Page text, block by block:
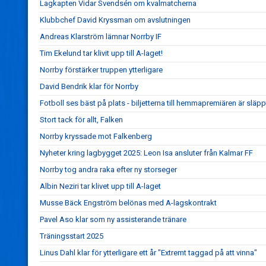
Lagkapten Vidar Svendsén om kvalmatcherna
Klubbchef David Kryssman om avslutningen
Andreas Klarström lämnar Norrby IF
Tim Ekelund tar klivit upp till A-laget!
Norrby förstärker truppen ytterligare
David Bendrik klar för Norrby
Fotboll ses bäst på plats - biljetterna till hemmapremiären är
Stort tack för allt, Falken
Norrby kryssade mot Falkenberg
Nyheter kring lagbygget 2025: Leon Isa ansluter från Kalmar FF
Norrby tog andra raka efter ny storseger
Albin Neziri tar klivet upp till A-laget
Musse Bäck Engström belönas med A-lagskontrakt
Pavel Aso klar som ny assisterande tränare
Träningsstart 2025
Linus Dahl klar för ytterligare ett år "Extremt taggad på att vinna"